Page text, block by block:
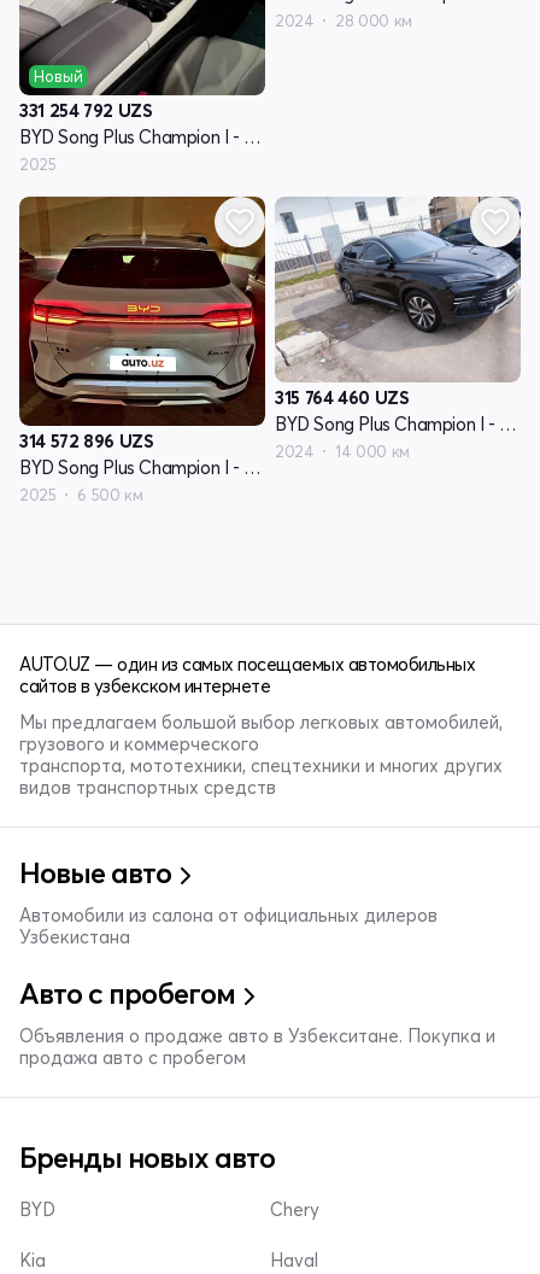
Новый
331 254 792 UZS
BYD Song Plus Champion I - поколение
2025
2024 28 000 км
314 572 896 UZS
BYD Song Plus Champion I - поколение
2025 6 500 км
315 764 460 UZS
BYD Song Plus Champion I - поколение
2024 14 000 км
AUTO.UZ — один из самых посещаемых автомобильных
сайтов в узбекском интернете
Мы предлагаем большой выбор легковых автомобилей,
грузового и коммерческого
транспорта, мототехники, спецтехники и многих других
видов транспортных средств
Новые авто
Автомобили из салона от официальных дилеров
Узбекистана
Авто с пробегом
Объявления о продаже авто в Узбекситане. Покупка и
продажа авто с пробегом
Бренды новых авто
BYD
Kia
Chery
Haval